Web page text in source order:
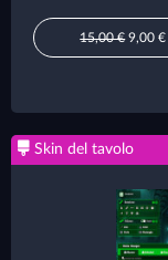
15,00 €9,00 €
Skin del tavolo